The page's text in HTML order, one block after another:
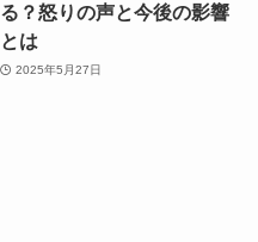
る？怒りの声と今後の影響
とは
2025年5月27日